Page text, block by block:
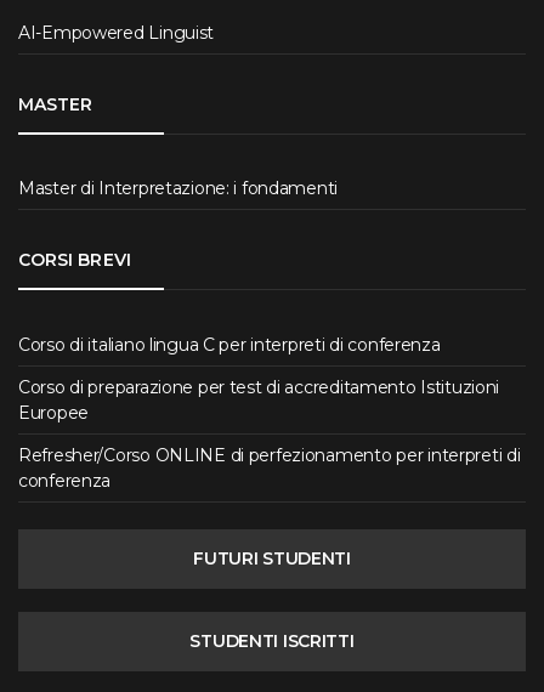
AI-Empowered Linguist
MASTER
Master di Interpretazione: i fondamenti
CORSI BREVI
Corso di italiano lingua C per interpreti di conferenza
Corso di preparazione per test di accreditamento Istituzioni
Europee
Refresher/Corso ONLINE di perfezionamento per interpreti di
conferenza
FUTURI STUDENTI
STUDENTI ISCRITTI